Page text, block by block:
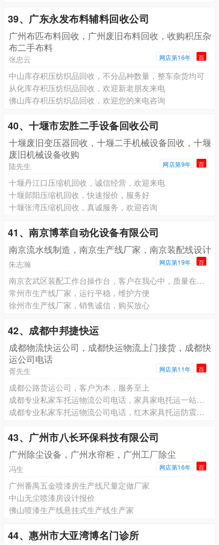
39、广东永发布料辅料回收公司
广州布匹布料回收，广州废旧布料回收，收购积压杂
布二手布料
张忠云 网店第16年 百
中山库存积压纺织品回收，不分品种数量，整车杂货均可
从化库存积压纺织品回收，欢迎新老朋友来电
佛山库存积压纺织品回收，欢迎您的来电咨询
40、十堰市宏胜二手设备回收公司
十堰废旧变压器回收，十堰二手机械设备回收，十堰
废旧机械设备收购
陆先生 网店第9年 百
十堰丹江口压缩机回收，诚信经营，欢迎来电
十堰郧阳压缩机回收，快速报价，服务好
十堰张湾压缩机回收，真诚服务，欢迎咨询
41、南京博萃自动化设备有限公司
南京流水线制造，南京生产线厂家，南京装配线设计
朱志瀚 网店第19年 百
南京玄武区装配工作台操作台，客户在我心中，质量在我手中
常州市生产线厂家，运行平稳，维护方便
徐州市生产线厂家，销售诚信，购买放心
42、成都中邦捷快运
成都物流快运公司，成都快运物流上门接货，成都快
运公司电话
胥先生 网店第11年 百
成都公路货运公司，客户为本，服务至上
成都专业私家车托运物流公司电话，家具家电托运一站式物流服务
成都专业私家车托运物流公司电话，红木家具托运防震包装运输
43、广州市八长环保科技有限公司
广州除尘设备，广州水帘柜，广州工厂除尘
冯生 网店第16年 百
广州番禺五金喷漆房生产线尺量定做厂家
中山无尘喷漆房设计报价
佛山喷漆生产线悬挂式生产线生产家
44、惠州市大亚湾博名门诊所